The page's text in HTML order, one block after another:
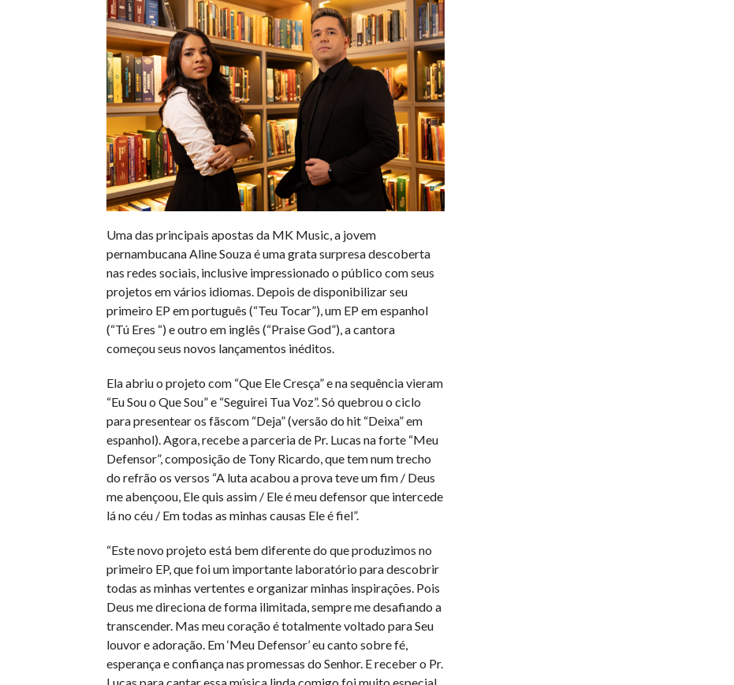
Uma das principais apostas da MK Music, a jovem
pernambucana Aline Souza é uma grata surpresa descoberta
nas redes sociais, inclusive impressionado o público com seus
projetos em vários idiomas. Depois de disponibilizar seu
primeiro EP em português (“Teu Tocar”), um EP em espanhol
(“Tú Eres “) e outro em inglês (“Praise God”), a cantora
começou seus novos lançamentos inéditos.
Ela abriu o projeto com “Que Ele Cresça” e na sequência vieram
“Eu Sou o Que Sou” e “Seguirei Tua Voz”. Só quebrou o ciclo
para presentear os fãscom “Deja” (versão do hit “Deixa” em
espanhol). Agora, recebe a parceria de Pr. Lucas na forte “Meu
Defensor”, composição de Tony Ricardo, que tem num trecho
do refrão os versos “A luta acabou a prova teve um fim / Deus
me abençoou, Ele quis assim / Ele é meu defensor que intercede
lá no céu / Em todas as minhas causas Ele é fiel”.
“Este novo projeto está bem diferente do que produzimos no
primeiro EP, que foi um importante laboratório para descobrir
todas as minhas vertentes e organizar minhas inspirações. Pois
Deus me direciona de forma ilimitada, sempre me desafiando a
transcender. Mas meu coração é totalmente voltado para Seu
louvor e adoração. Em ‘Meu Defensor’ eu canto sobre fé,
esperança e confiança nas promessas do Senhor. E receber o Pr.